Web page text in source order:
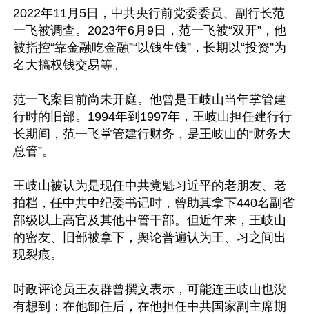
2022年11月5日，中共央行前党委委员、副行长范
一飞被调查。2023年6月9日，范一飞被“双开”，他
被指控“靠金融吃金融”“以钱生钱”，长期以“投资”为
名大搞权钱交易等。
范一飞案目前尚未开庭。他曾是王岐山当年掌管建
行时的旧部。1994年到1997年，王岐山担任建行行
长期间，范一飞掌管建行财务，是王岐山的“财务大
总管”。
王岐山被认为是现任中共党魁习近平的老朋友、老
拍档，任中共中纪委书记时，曾助其拿下440名副省
部级以上高官及其他中管干部。但近年来，王岐山
的密友、旧部被拿下，舆论普遍认为王、习之间出
现裂痕。
时政评论员王友群曾撰文表示，可能连王岐山也没
有想到：在他卸任后，在他担任中共国家副主席期